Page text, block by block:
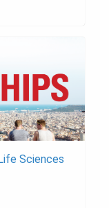
Sciences